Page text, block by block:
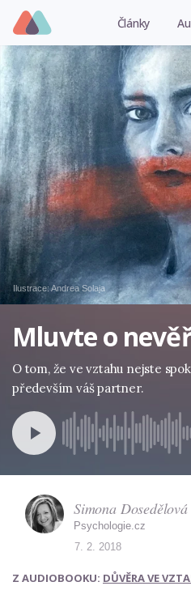
Články
Ilustrace:Andrea Solaja
Mluvte o
O tom, že ve vztahu nejste
především váš partner.
Z AUDIOBOOKU: DŮVĚRA VE
Simona Dosedělová
Psychologie.cz
7. 2. 2018